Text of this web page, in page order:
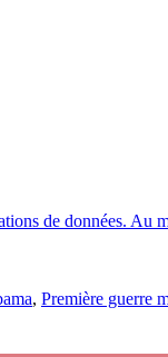
de données. Au
, Première guerre